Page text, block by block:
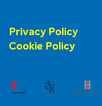
Privacy Policy
Cookie Policy